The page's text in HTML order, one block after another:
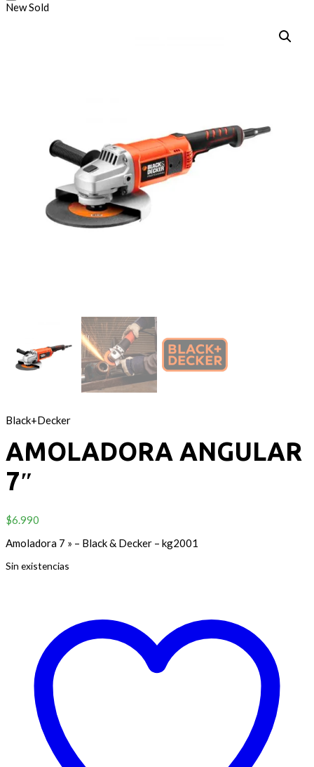
NewSold
Black+Decker
AMOLADORA ANGULAR
7″
$6.990
Amoladora 7 » – Black & Decker – kg2001
Sin existencias